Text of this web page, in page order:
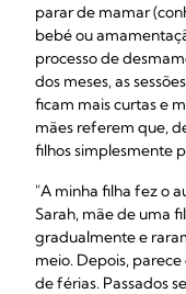
parar de mamar
bebé ou
processo de
dos meses, as
ficam mais curtas e
mães referem que,
filhos simplesmente
"A minha filha fez o
Sarah, mãe de uma
gradualmente e
meio. Depois,
de férias. Passados